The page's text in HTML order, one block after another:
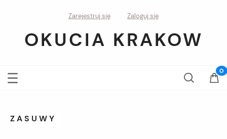
Zarejestruj się Zaloguj się
OKUCIA KRAKOW
ZASUWY